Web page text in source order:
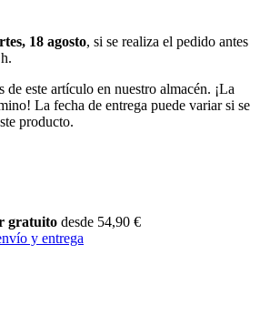
18 agosto, si se realiza el pedido antes
.
de este artículo en nuestro almacén. ¡La
La fecha de entrega puede variar si se
producto.
gratuito desde 54,90 €
y entrega